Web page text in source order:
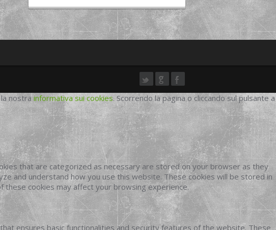
nostra informativa sui cookies. Scorrendo la pagina o cliccando sul pulsante a
that are categorized as necessary are stored on your browser as they
and understand how you use this website. These cookies will be stored in
cookies may affect your browsing experience.
ensures basic functionalities and security features of the website. These